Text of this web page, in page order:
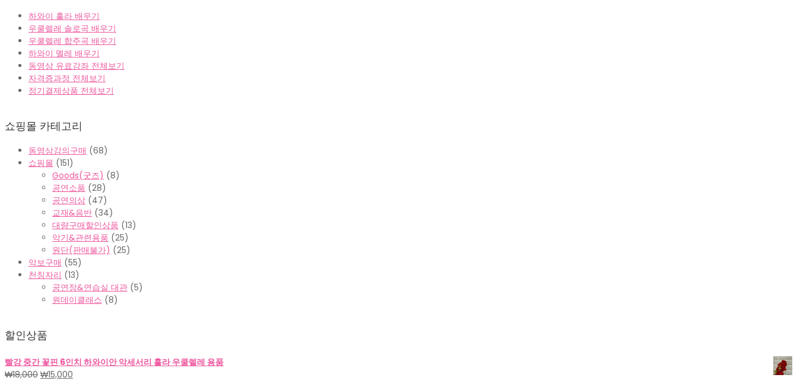
하와이 훌라 배우기
우쿨렐레 솔로곡 배우기
우쿨렐레 합주곡 배우기
하와이 멜레 배우기
동영상 유료강좌 전체보기
자격증과정 전체보기
정기결제상품 전체보기
쇼핑몰 카테고리
동영상강의구매 (68)
쇼핑몰 (151)
Goods(굿즈) (8)
공연소품 (28)
공연의상 (47)
교재&음반 (34)
대량구매할인상품 (13)
악기&관련용품 (25)
원단(판매불가) (25)
악보구매 (55)
천칭자리 (13)
공연장&연습실 대관 (5)
원데이클래스 (8)
할인상품
빨강 중간 꽃핀 6인치 하와이안 악세서리 훌라 우쿨렐레 용품
₩18,000 원
₩15,000